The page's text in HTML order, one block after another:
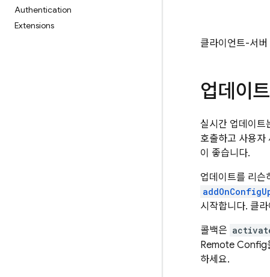
Authentication
Extensions
클라이언트-서
업데이
실시간 업데이트
호출하고 사용자
이 좋습니다.
업데이트를 리슨
시작합니다. 클
콜백은
Remote Config
하세요.